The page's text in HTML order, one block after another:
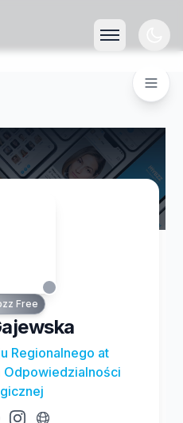
Free
Regionalnego at
Odpowiedzialności